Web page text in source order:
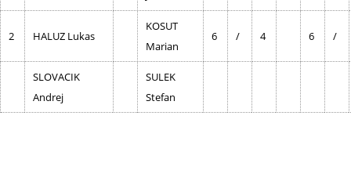
2 HALUZ Lukas
KOSUT
Marian
6 / 4 6 /
SLOVACIK
Andrej
SULEK
Stefan